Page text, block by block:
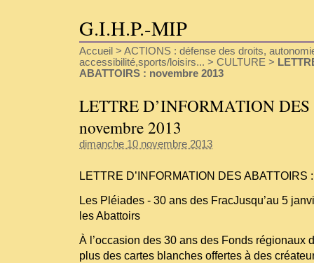
G.I.H.P.-MIP
Accueil > ACTIONS : défense des droits,
accessibilité,sports/loisirs... > CULTURE >
ABATTOIRS : novembre 2013
LETTRE D’INFORMATION
novembre 2013
dimanche 10 novembre 2013
LETTRE D’INFORMATION DES ABATTOIRS
Les Pléiades - 30 ans des FracJusqu’au 5
les Abattoirs
À l’occasion des 30 ans des Fonds régionaux
plus des cartes blanches offertes à des